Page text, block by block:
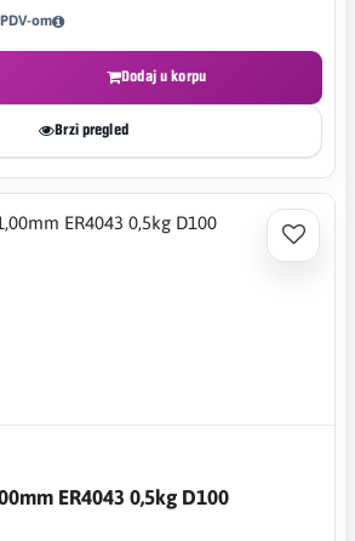
om
Dodaj u korpu
Brzi pregled
ER4043 0,5kg D100